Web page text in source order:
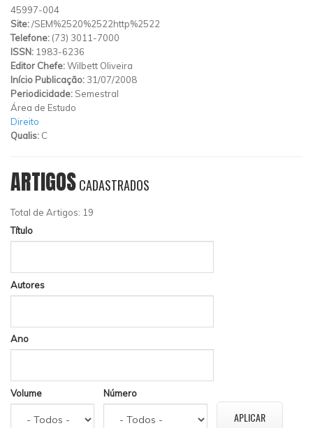
45997-004
Site:/SEM%2520%2522http%2522
Telefone: (73) 3011-7000
ISSN: 1983-6236
Editor Chefe:Wilbett Oliveira
Início Publicação: 31/07/2008
Periodicidade: Semestral
Área de Estudo
Direito
Qualis: C
ARTIGOSCADASTRADOS
Total de Artigos: 19
Título
Autores
Ano
Volume Número